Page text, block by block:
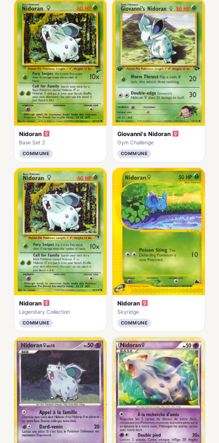
Nidoran
Base Set 2
COMMUNE
Giovanni's Nidoran
Gym Challenge
COMMUNE
Nidoran
Legendary Collection
COMMUNE
Nidoran
Skyridge
COMMUNE